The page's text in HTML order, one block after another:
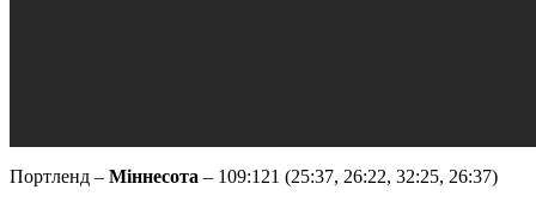
Портленд – Міннесота – 109:121 (25:37, 26:22, 32:25, 26:37)